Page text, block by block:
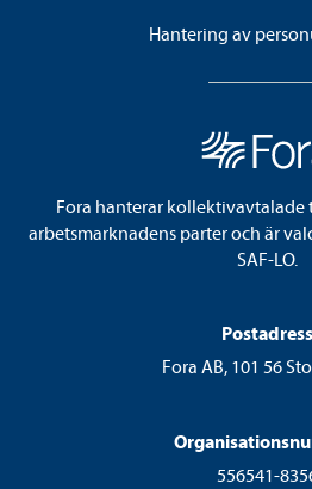
Hantering av
Fora hanterar
arbetsmarknadens parter och är
SAF-LO.
Postadress
Fora AB, 101 56
556541-